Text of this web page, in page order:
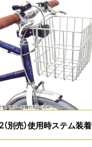
（別売）使用時ステム装着